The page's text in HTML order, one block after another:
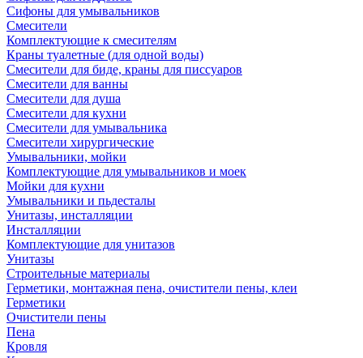
Сифоны для умывальников
Смесители
Комплектующие к смесителям
Краны туалетные (для одной воды)
Смесители для биде, краны для писсуаров
Смесители для ванны
Смесители для душа
Смесители для кухни
Смесители для умывальника
Смесители хирургические
Умывальники, мойки
Комплектующие для умывальников и моек
Мойки для кухни
Умывальники и пьдесталы
Унитазы, инсталляции
Инсталляции
Комплектующие для унитазов
Унитазы
Строительные материалы
Герметики, монтажная пена, очистители пены, клеи
Герметики
Очистители пены
Пена
Кровля